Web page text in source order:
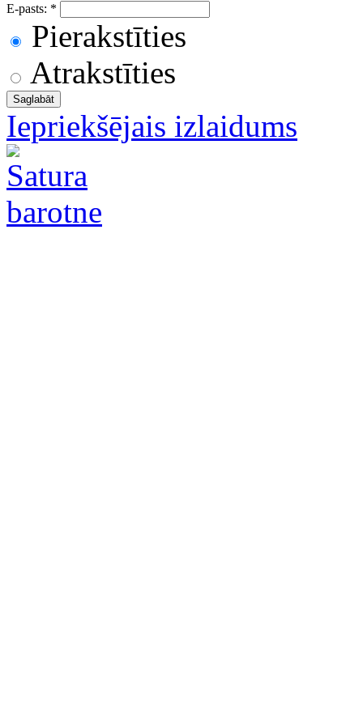
E-pasts: *
Pierakstīties
Atrakstīties
Iepriekšējais izlaidums